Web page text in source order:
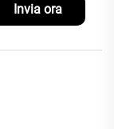
Invia ora